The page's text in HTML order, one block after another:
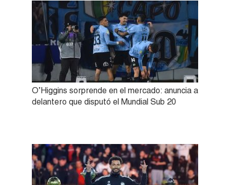
O’Higgins sorprende en el mercado: anuncia a
delantero que disputó el Mundial Sub 20